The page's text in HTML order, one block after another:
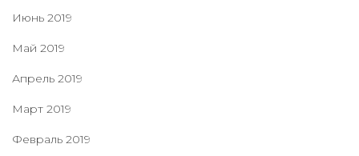
Июнь 2019
Май 2019
Апрель 2019
Март 2019
Февраль 2019